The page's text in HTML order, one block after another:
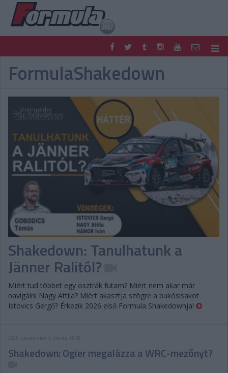
F1
PARC FERMÉ
FORMULA
MOTOR
RETRO
EGYÉB
PODCAST
SHOP
TIPPJÁTÉK
DIGITÁLIS MAGAZIN
PONTÁLLÁSOK
VERSENYNAPTÁRAK
FormulaShakedown
Shakedown: Tanulhatunk a
Jänner Ralitól?
Miért tud többet egy osztrák futam? Miért nem akar már
navigálni Nagy Attila? Miért akasztja szögre a bukósisakot
Istovics Gergő? Érkezik 2026 első Formula Shakedownja!
2025. szeptember 3. szerda, 15:30
Shakedown: Ogier megalázza a WRC-mezőnyt?